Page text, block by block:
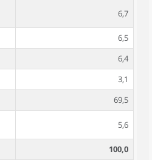
6,7
6,5
6,4
3,1
69,5
5,6
100,0